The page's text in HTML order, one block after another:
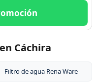
Cáchira
Filtro de agua Rena Ware